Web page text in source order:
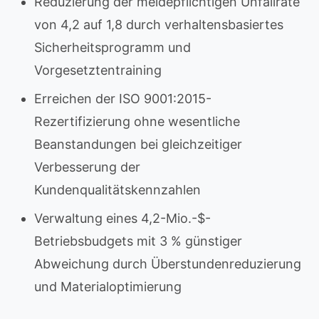
von 4,2 auf 1,8 durch verhaltensbasiertes
Sicherheitsprogramm und
Vorgesetztentraining
Erreichen der ISO 9001:2015-
Rezertifizierung ohne wesentliche
Beanstandungen bei gleichzeitiger
Verbesserung der
Kundenqualitätskennzahlen
Verwaltung eines 4,2-Mio.-$-
Betriebsbudgets mit 3 % günstiger
Abweichung durch Überstundenreduzierung
und Materialoptimierung